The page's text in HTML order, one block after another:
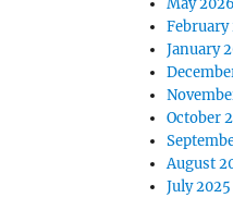
May 2026
February
January
October
August
July 2025